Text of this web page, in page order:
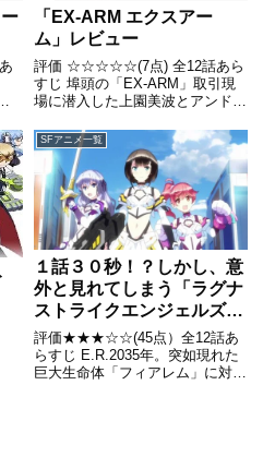
う
ん
「EX-ARM エクスアー
ム」レビュー
評価 ☆☆☆☆☆(7点) 全12話あら
すじ 埠頭の「EX-ARM」取引現
場に潜入した上園美波とアンドロ
のトランク「EX-ARM“No.00”」
を奪取して敵の船に逃げ込む引
用- Wikipedia
SFアニメ一覧
１話３０秒！？しかし、意
外と見れてしまう「ラグナ
ストライクエンジェルズ」
レビュー
評価★★★☆☆(45点）全12話あ
らすじ E.R.2035年。突如現れた
巨大生命体「フィアレム」に対し